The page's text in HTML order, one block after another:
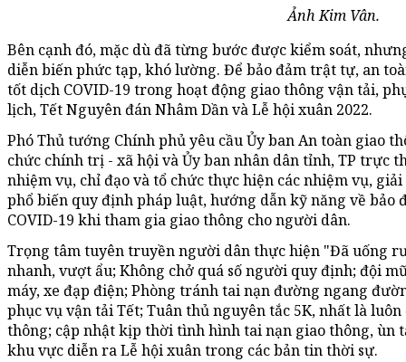
Ảnh Kim Vân.
Bên cạnh đó, mặc dù đã từng bước được kiểm soát,
diễn biến phức tạp, khó lường. Để bảo đảm trật tự, an
tốt dịch COVID-19 trong hoạt động giao thông vận tải,
lịch, Tết Nguyên đán Nhâm Dần và Lễ hội xuân 2022.
Phó Thủ tướng Chính phủ yêu cầu Ủy ban An toàn giao
chức chính trị - xã hội và Ủy ban nhân dân tỉnh, TP trực
nhiệm vụ, chỉ đạo và tổ chức thực hiện các nhiệm vụ,
phổ biến quy định pháp luật, hướng dẫn kỹ năng về bảo
COVID-19 khi tham gia giao thông cho người dân.
Trọng tâm tuyên truyền người dân thực hiện "Đã uống
nhanh, vượt ẩu; Không chở quá số người quy định; đội
máy, xe đạp điện; Phòng tránh tai nạn đường ngang
phục vụ vận tải Tết; Tuân thủ nguyên tắc 5K, nhất là
thông; cập nhật kịp thời tình hình tai nạn giao thông, ùn
khu vực diễn ra Lễ hội xuân trong các bản tin thời sự.